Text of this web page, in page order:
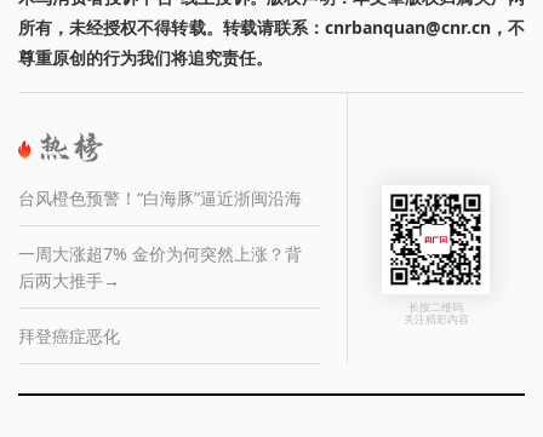
所有，未经授权不得转载。转载请联系：cnrbanquan@cnr.cn，不
尊重原创的行为我们将追究责任。
台风橙色预警！“白海豚”逼近浙闽沿海
一周大涨超7% 金价为何突然上涨？背
后两大推手→
拜登癌症恶化
长按二维码
关注精彩内容